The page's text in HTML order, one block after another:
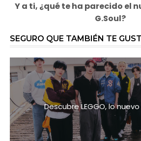
Y a ti, ¿qué te ha parecido el
G.Soul?
SEGURO QUE TAMBIÉN TE
Descubre LEGGO, lo nuevo